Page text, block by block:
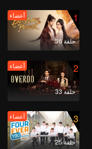
1
حلقة 36
أعضاء
2
حلقة 33
أعضاء
3
حلقة 25
أعضاء